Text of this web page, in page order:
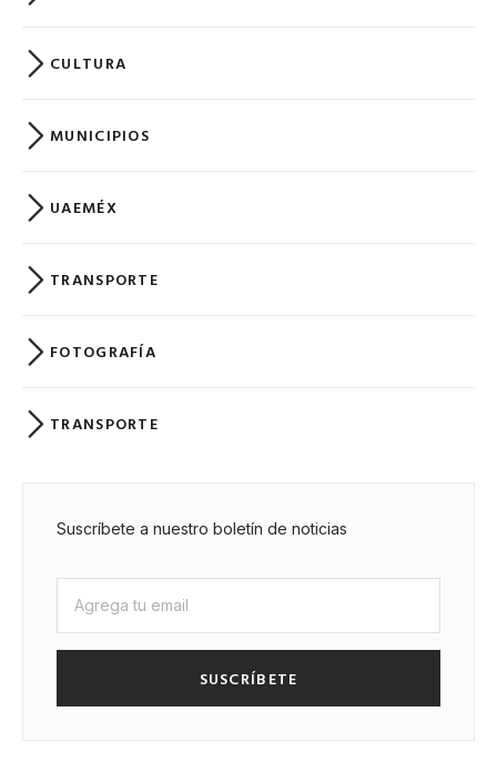
CULTURA
MUNICIPIOS
UAEMÉX
TRANSPORTE
FOTOGRAFÍA
TRANSPORTE
Suscríbete a nuestro boletín de noticias
SUSCRÍBETE